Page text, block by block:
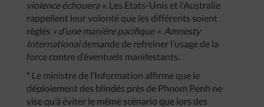
violence échouera ». Les Etats-Unis et l’Australie
rappellent leur volonté que les différents soient
réglés « d’une manière pacifique ». Amnesty
Internationaldemande de refreiner l’usage de la
force contre d’éventuels manifestants.
* Le ministre de l’Information affirme que le
déploiement des blindés près de Phnom Penh ne
vise qu’à éviter le même scénario que lors des